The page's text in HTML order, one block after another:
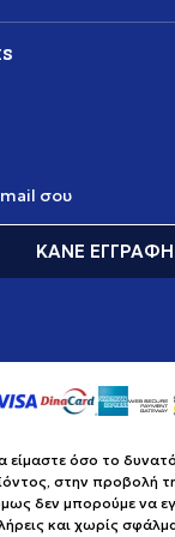
σου
ΚΆΝΕ ΕΓΓΡΑΦΉ
όσο το
στην προβολή
δεν μπορούμε να
και χωρίς